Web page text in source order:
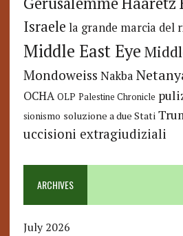
Israele la grande marcia del
Middle East Eye
Mondoweiss Nakba
OCHA OLP Palestine Chronicle
sionismo soluzione a due Stati
uccisioni extragiudiziali
ARCHIVES
July 2026